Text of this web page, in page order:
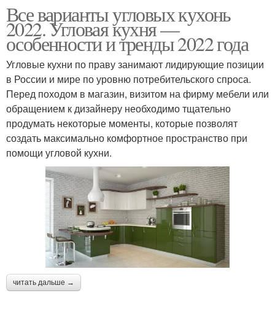
Все варианты угловых кухонь
2022. Угловая кухня —
особенности и тренды 2022 года
Угловые кухни по праву занимают лидирующие позиции
в России и мире по уровню потребительского спроса.
Перед походом в магазин, визитом на фирму мебели или
обращением к дизайнеру необходимо тщательно
продумать некоторые моменты, которые позволят
создать максимально комфортное пространство при
помощи угловой кухни.
читать дальше →